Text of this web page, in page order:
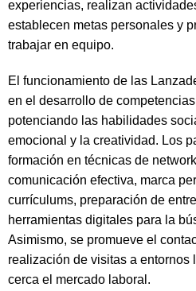
experiencias, realizan
establecen metas personales y
trabajar en equipo.
El funcionamiento de las
en el desarrollo de
potenciando las habilidades
emocional y la creatividad. Los
formación en técnicas de
comunicación efectiva, marca
currículums, preparación de
herramientas digitales para la
Asimismo, se promueve el
realización de visitas a entornos
cerca el mercado laboral.